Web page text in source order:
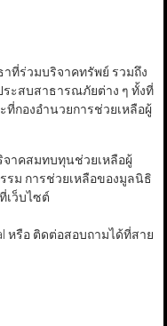
ที่ร่วมบริจาคทรัพย์ รวมถึง
ะสบสาธารณภัยต่าง ๆ ทั้งที่
ที่กองอำนวยการช่วยเหลือผู้
าคสมทบทุนช่วยเหลือผู้
ม การช่วยเหลือของมูลนิธิ
เว็บไซต์
หรือ ติดต่อสอบถามได้ที่สาย